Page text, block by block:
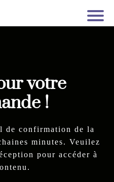
votre
!
de confirmation de la
minutes. Veuilez
pour accéder à